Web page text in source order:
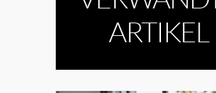
ARTIKEL